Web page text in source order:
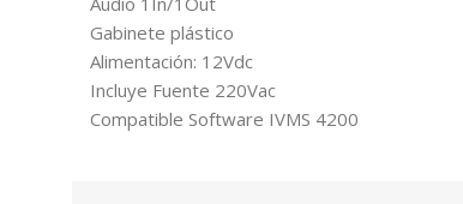
Gabinete plástico
Alimentación: 12Vdc
Incluye Fuente 220Vac
Compatible Software IVMS 4200